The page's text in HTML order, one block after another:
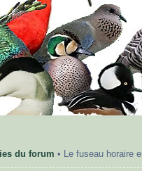
du forum • Le fuseau horaire